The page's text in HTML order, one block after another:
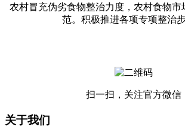
农村冒充伪劣食物整治力度，农村食物市
范。积极推进各项专项整治步
扫一扫，关注官方微信
关于我们